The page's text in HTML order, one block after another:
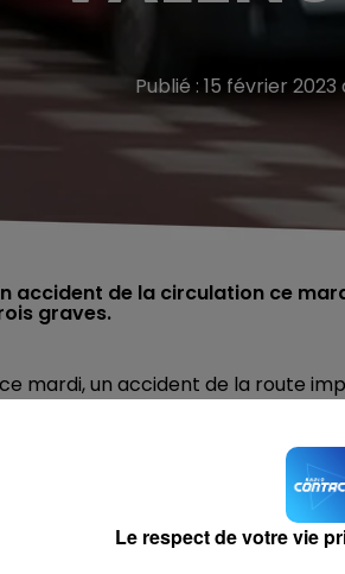
Publié : 15 février
accident de la circulation ce
graves.
mardi, un accident de la route
accrochage entre trois véhicules
blessées
.
à l'arrière d'une
Maubeuge et Denain.
avec des ralentissements en amont
Le respect de votre vie